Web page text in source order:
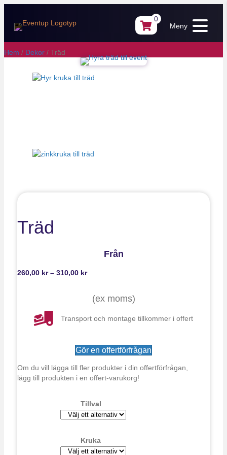
0
Meny
Hem / Dekor / Träd
Träd
Från
260,00 kr – 310,00 krPrisintervall:
310,00 kr
(ex moms)
Transport och montage tillkommer i offert
Gör en offertförfrågan
Om du vill lägga till fler produkter i din offertförfrågan,
lägg till produkten i en offert-varukorg!
Tillval
Kruka